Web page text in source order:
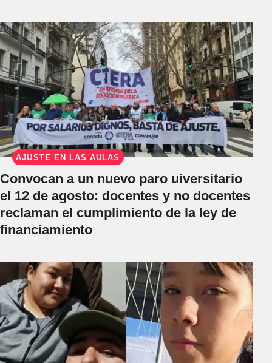
AJUSTE EN LAS AULAS
Convocan a un nuevo paro uiversitario
el 12 de agosto: docentes y no docentes
reclaman el cumplimiento de la ley de
financiamiento